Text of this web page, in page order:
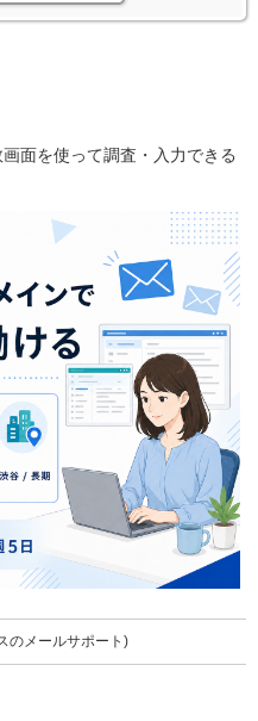
面を使って調査・入力できる
のメールサポート)